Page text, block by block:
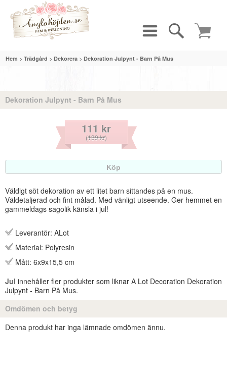
Hem > Trädgård > Dekorera > Dekoration Julpynt - Barn På Mus
Dekoration Julpynt - Barn På Mus
111 kr
(139 kr)
Väldigt söt dekoration av ett litet barn sittandes på en mus.
Väldetaljerad och fint målad. Med vänligt utseende. Ger hemmet en
gammeldags sagolik känsla i jul!
Leverantör: ALot
Material: Polyresin
Mått: 6x9x15,5 cm
Jul innehåller fler produkter som liknar A Lot Decoration Dekoration
Julpynt - Barn På Mus.
Omdömen och betyg
Denna produkt har inga lämnade omdömen ännu.